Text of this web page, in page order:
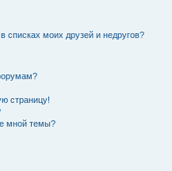
списках моих друзей и недругов?
страницу!
мной темы?